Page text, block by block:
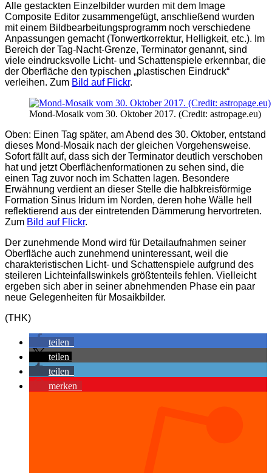
Alle gestackten Einzelbilder wurden mit dem Image
Composite Editor zusammengefügt, anschließend wurden
mit einem Bildbearbeitungsprogramm noch verschiedene
Anpassungen gemacht (Tonwertkorrektur, Helligkeit, etc.). Im
Bereich der Tag-Nacht-Grenze, Terminator genannt, sind
viele eindrucksvolle Licht- und Schattenspiele erkennbar, die
der Oberfläche den typischen „plastischen Eindruck“
verleihen. Zum Bild auf Flickr.
Mond-Mosaik vom 30. Oktober 2017. (Credit: astropage.eu)
Oben: Einen Tag später, am Abend des 30. Oktober, entstand
dieses Mond-Mosaik nach der gleichen Vorgehensweise.
Sofort fällt auf, dass sich der Terminator deutlich verschoben
hat und jetzt Oberflächenformationen zu sehen sind, die
einen Tag zuvor noch im Schatten lagen. Besondere
Erwähnung verdient an dieser Stelle die halbkreisförmige
Formation Sinus Iridum im Norden, deren hohe Wälle hell
reflektierend aus der eintretenden Dämmerung hervortreten.
Zum Bild auf Flickr.
Der zunehmende Mond wird für Detailaufnahmen seiner
Oberfläche auch zunehmend uninteressant, weil die
charakteristischen Licht- und Schattenspiele aufgrund des
steileren Lichteinfallswinkels größtenteils fehlen. Vielleicht
ergeben sich aber in seiner abnehmenden Phase ein paar
neue Gelegenheiten für Mosaikbilder.
(THK)
teilen
teilen
teilen
merken